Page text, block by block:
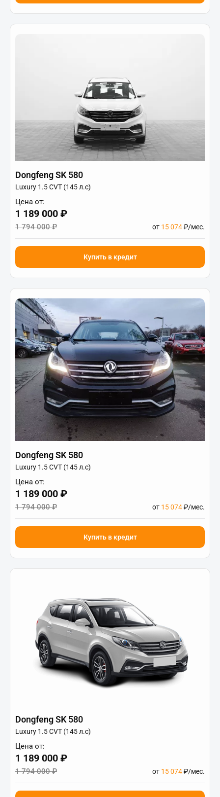
Dongfeng SK 580
Luxury 1.5 CVT (145 л.с)
Цена от:
1 189 000 ₽
1 794 000 ₽ от 15 074₽/мес.
Купить в кредит
Dongfeng SK 580
Luxury 1.5 CVT (145 л.с)
Цена от:
1 189 000 ₽
1 794 000 ₽ от 15 074₽/мес.
Купить в кредит
Dongfeng SK 580
Luxury 1.5 CVT (145 л.с)
Цена от:
1 189 000 ₽
1 794 000 ₽ от 15 074₽/мес.